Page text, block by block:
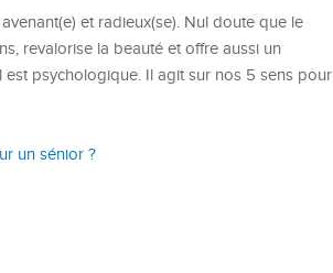
et radieux(se). Nul doute que le
revalorise la beauté et offre aussi un
est psychologique. Il agit sur nos 5 sens pour
un sénior ?